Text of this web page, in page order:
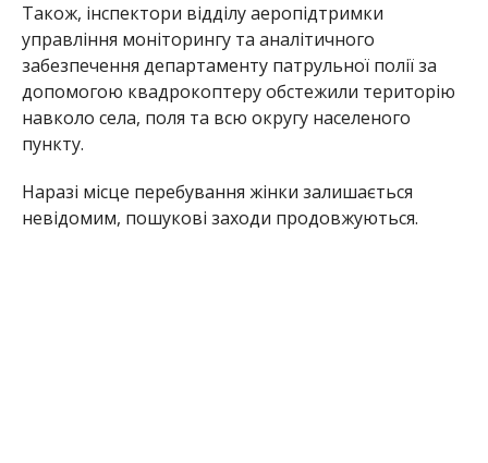
Також, інспектори відділу аеропідтримки
управління моніторингу та аналітичного
забезпечення департаменту патрульної полії за
допомогою квадрокоптеру обстежили територію
навколо села, поля та всю округу населеного
пункту.
Наразі місце перебування жінки залишається
невідомим, пошукові заходи продовжуються.